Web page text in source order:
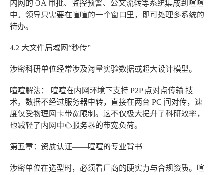
内网的 OA 审批、监控预警、公文流转等系统集成到喧喧
中。领导只需要在喧喧的一个窗口里，即可处理多系统的
待办。
4.2 大文件局域网“秒传”
涉密科研单位经常涉及海量实验数据或超大设计模型。
喧喧解法： 喧喧在内网环境下支持 P2P 点对点传输 技
术。数据不经过服务器中转，直接在两台 PC 间对传，速
度仅受物理网卡带宽限制。这不仅极大提升了科研效率，
也减轻了内网中心服务器的带宽负荷。
第五章：资质认证——喧喧的专业背书
涉密单位在选型时，必须看厂商的硬实力与合规资质。喧